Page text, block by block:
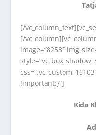
[/
[/
image=“8253″
!important;}“]
Kida